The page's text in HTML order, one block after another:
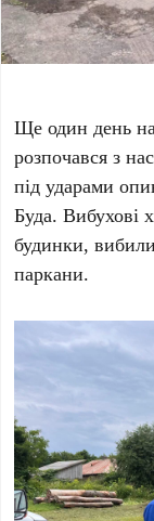
Ще один день
розпочався з
під ударами
Буда. Вибухові
будинки,
паркани.